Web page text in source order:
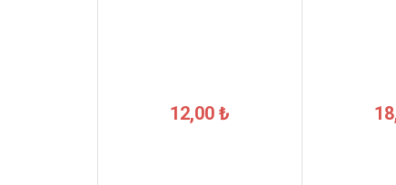
12,00 ₺